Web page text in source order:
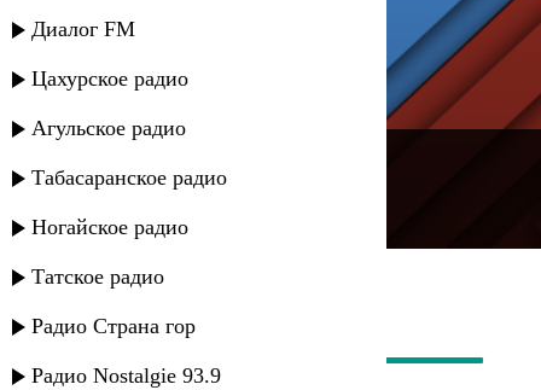
Диалог FM
Цахурское радио
Агульское радио
Табасаранское радио
Ногайское радио
Татское радио
Радио Страна гор
Радио Nostalgie 93.9
---
Русское радио